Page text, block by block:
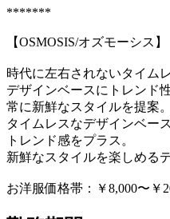
*******
【OSMOSIS/オズモーシス】
時代に左右されないタイム
デザインベースにトレンド
常に新鮮なスタイルを提案。
タイムレスなデザインベー
トレンド感をプラス。
新鮮なスタイルを楽しめる
お洋服価格帯：￥8,000〜￥